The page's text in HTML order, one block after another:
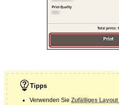
Tipps
Verwenden SieZufälliges Layout